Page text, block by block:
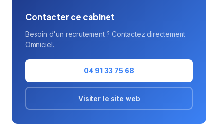
Contacter ce cabinet
Besoin d'un recrutement ? Contactez directement
Omniciel.
04 91 33 75 68
Visiter le site web